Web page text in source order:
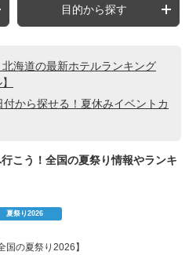
目的から探す
海道の最新ホテルランキング
付から探せる！夏休みイベントカ
こう！全国の夏祭り情報やランキ
夏祭り2026
国の夏祭り2026】